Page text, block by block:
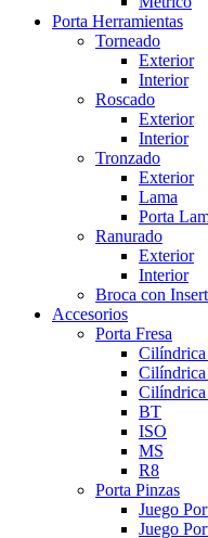
Porta Herramientas
Torneado
Exterior
Interior
Roscado
Exterior
Interior
Tronzado
Exterior
Lama
Porta
Ranurado
Exterior
Interior
Broca con
Accesorios
Porta Fresa
BT
ISO
MS
R8
Porta Pinzas
Juego
Juego